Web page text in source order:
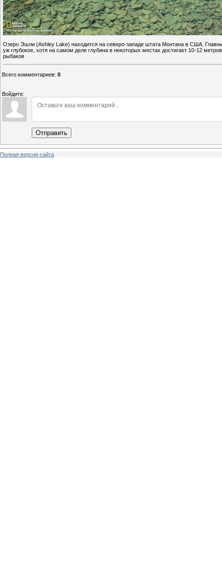
Озеро Эшли (Ashley Lake) находится на северо-западе штата Монтана в США.
уж глубокое, хотя на самом деле глубина в некоторых местах достигает 10-12
рыбаков
Всего комментариев: 0
Войдите:
Отправить
Полная версия сайта